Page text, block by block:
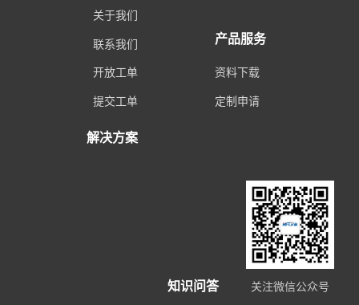
关于我们
联系我们
开放工单
提交工单
产品服务
资料下载
定制申请
知识问答
解决方案
关注微信公众号